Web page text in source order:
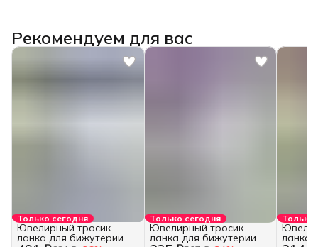
Рекомендуем для вас
Только сегодня
Ювелирный тросик
ланка для бижутерии
Только сегодня
Ювелирный тросик
ланка для бижутерии
Только
ланка